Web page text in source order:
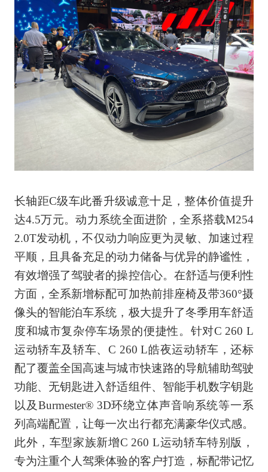
长轴距C级车此番升级诚意十足，整体价值提升
达4.5万元。动力系统全面进阶，全系搭载M254
2.0T发动机，不仅动力响应更为灵敏、加速过程
平顺，且具备充足的动力储备与优异的静谧性，
有效增强了驾驶者的操控信心。在舒适与便利性
方面，全系新增标配可加热前排座椅及带360°摄
像头的智能泊车系统，极大提升了冬季用车舒适
度和城市复杂停车场景的便捷性。针对C 260 L
运动轿车及轿车、C 260 L皓夜运动轿车，还标
配了覆盖全国高速与城市快速路的导航辅助驾驶
功能、无钥匙进入舒适组件、智能手机数字钥匙
以及Burmester® 3D环绕立体声音响系统等一系
列高端配置，让每一次出行都充满豪华仪式感。
此外，车型家族新增C 260 L运动轿车特别版，
专为注重个人驾乘体验的客户打造，标配带记忆